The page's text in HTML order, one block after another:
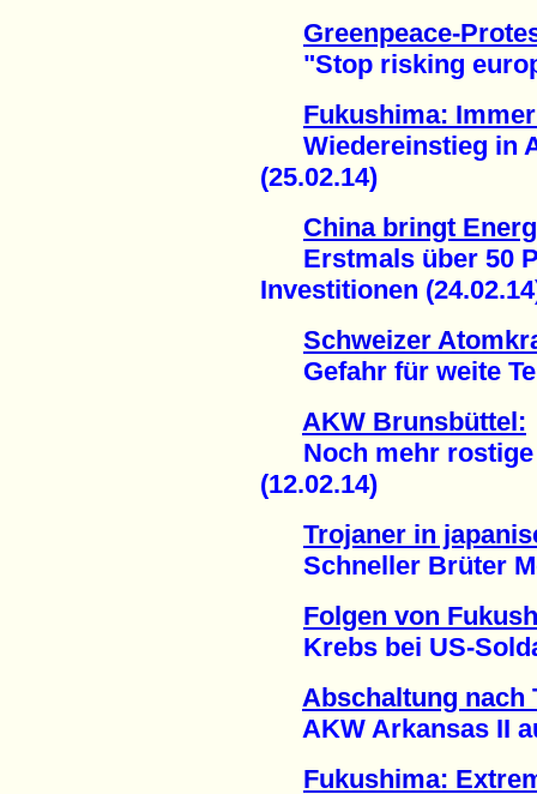
Greenpeace-
"Stop risking
Fukushima:
Wiedereinstieg in
(25.02.14)
China bringt
Erstmals über 50
Investitionen
Schweizer
Gefahr für weite
AKW Brunsbüttel:
Noch mehr rostige
(12.02.14)
Trojaner in
Schneller Brüter
Folgen von
Krebs bei US-
Abschaltung nach
AKW Arkansas II
Fukushima: